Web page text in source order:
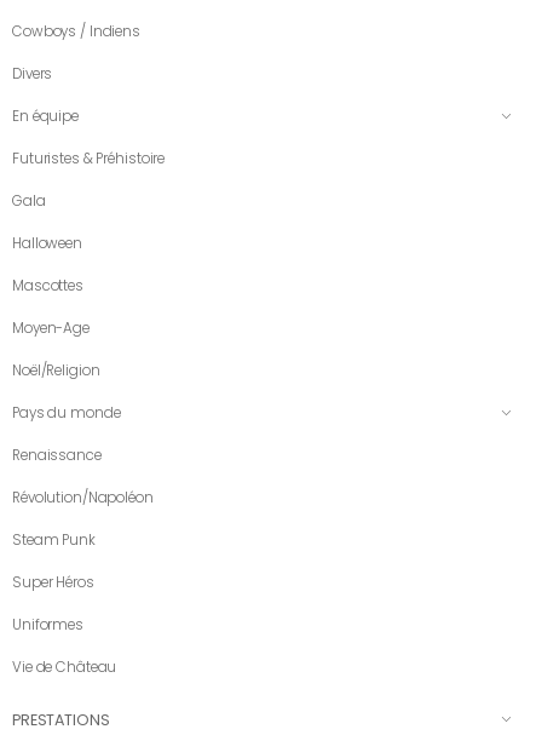
Cowboys / Indiens
Divers
En équipe
Futuristes & Préhistoire
Gala
Halloween
Mascottes
Moyen-Age
Noël/Religion
Pays du monde
Renaissance
Révolution/Napoléon
Steam Punk
Super Héros
Uniformes
Vie de Château
PRESTATIONS